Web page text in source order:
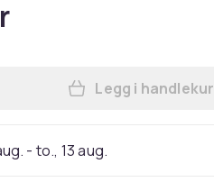
Legg
Legg i
- to., 13 aug.